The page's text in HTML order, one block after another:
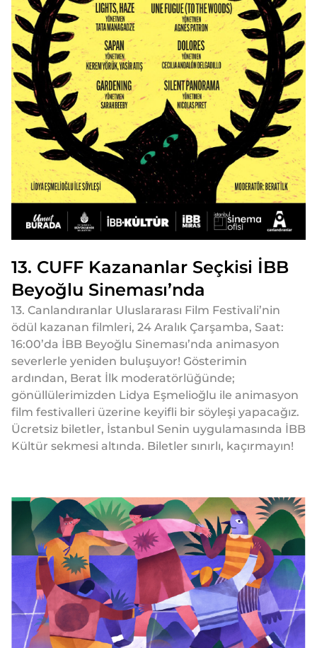
13. CUFF Kazananlar Seçkisi İBB
Beyoğlu Sineması’nda
13. Canlandıranlar Uluslararası Film Festivali’nin
ödül kazanan filmleri, 24 Aralık Çarşamba, Saat:
16:00’da İBB Beyoğlu Sineması’nda animasyon
severlerle yeniden buluşuyor! Gösterimin
ardından, Berat İlk moderatörlüğünde;
gönüllülerimizden Lidya Eşmelioğlu ile animasyon
film festivalleri üzerine keyifli bir söyleşi yapacağız.
Ücretsiz biletler, İstanbul Senin uygulamasında İBB
Kültür sekmesi altında. Biletler sınırlı, kaçırmayın!